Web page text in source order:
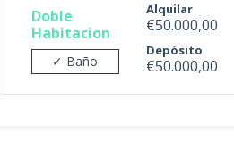
Doble
Habitacion
✓ Baño
Alquilar
€50.000,00
Depósito
€50.000,00